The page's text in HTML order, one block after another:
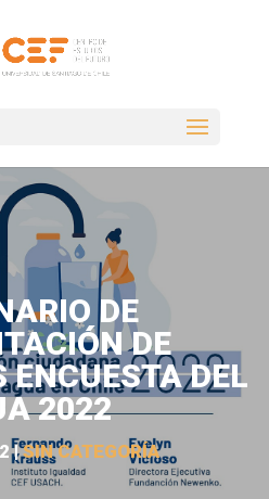
DE
DE
ENCUESTA DEL
2022
|SIN CATEGORÍA